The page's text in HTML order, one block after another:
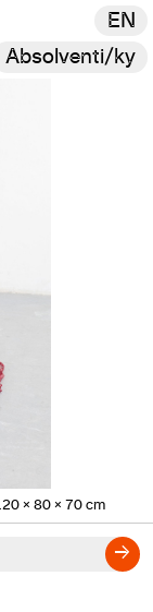
EN
Absolventi/ky
→
× 80 × 70 cm